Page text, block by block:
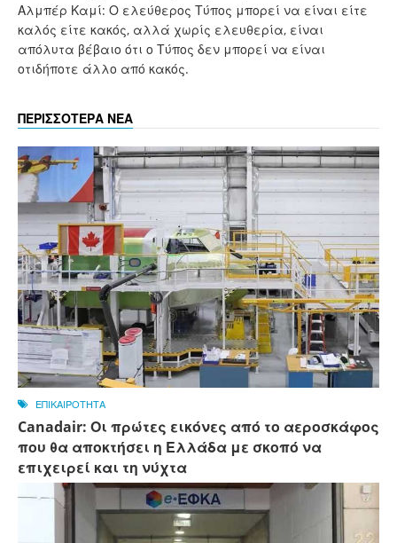
Αλμπέρ Καμί: Ο ελεύθερος Τύπος μπορεί να είναι είτε
καλός είτε κακός, αλλά χωρίς ελευθερία, είναι
απόλυτα βέβαιο ότι ο Τύπος δεν μπορεί να είναι
οτιδήποτε άλλο από κακός.
ΠΕΡΙΣΣΟΤΕΡΑ ΝΕΑ
ΕΠΙΚΑΙΡΟΤΗΤΑ
Canadair: Οι πρώτες εικόνες από το αεροσκάφος
που θα αποκτήσει η Ελλάδα με σκοπό να
επιχειρεί και τη νύχτα